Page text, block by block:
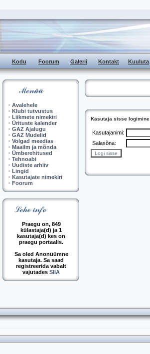
Kodu Foorum Galerii Kontakt Kuuluta
· Avalehele
· Klubi tutvustus
· Liikmete nimekiri
· Ürituste kalender
· GAZ Ajalugu
· GAZ Mudelid
· Volgad meedias
· Maailm ja mõnda
· Ümberehitused
· Tehnoabi
· Uudiste arhiiv
· Lingid
· Kasutajate nimekiri
· Foorum
Praegu on, 849
külastaja(d) ja 1
kasutaja(d) kes on
praegu portaalis.
Sa oled Anonüümne
kasutaja. Sa saad
registreerida vabalt
vajutades SIIA
Kasutaja sisse logimine
Kasutajanimi:
Salasõna: